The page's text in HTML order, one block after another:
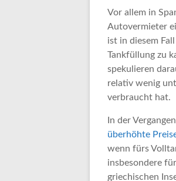
Vor allem in
Autovermieter
ist in diesem
Tankfüllung zu
spekulieren
relativ wenig
verbraucht hat.
In der
überhöhte
wenn fürs
insbesondere
griechischen